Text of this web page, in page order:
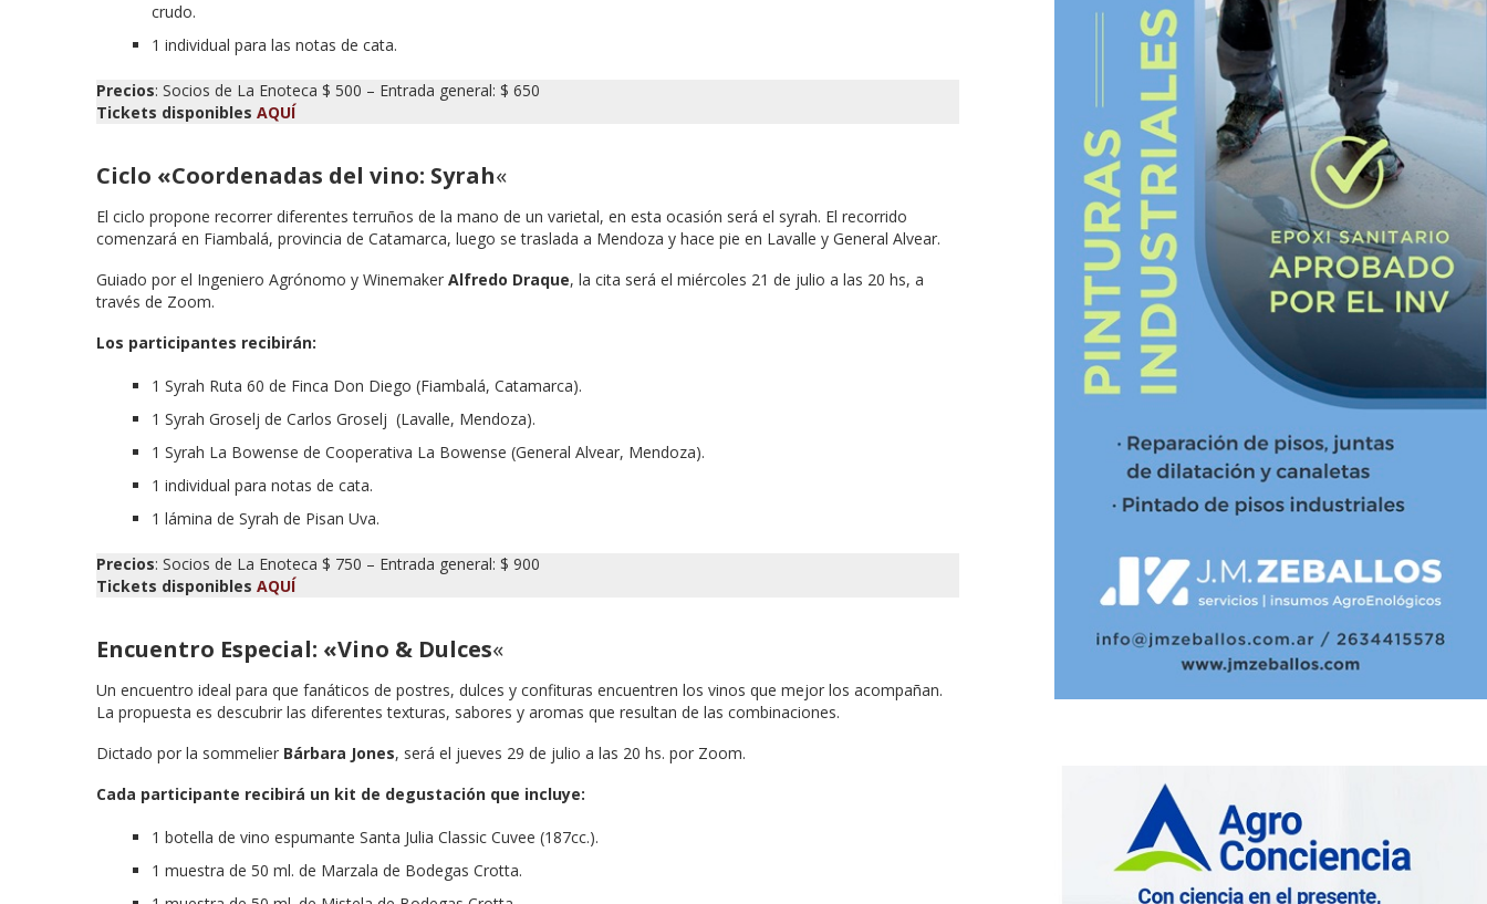
crudo.
1 individual para las notas de cata.
Precios: Socios de La Enoteca $ 500 – Entrada general: $ 650
Tickets disponibles AQUÍ
Ciclo «Coordenadas del vino: Syrah«
El ciclo propone recorrer diferentes terruños de la mano de un varietal, en esta ocasión será el syrah. El recorrido
comenzará en Fiambalá, provincia de Catamarca, luego se traslada a Mendoza y hace pie en Lavalle y General Alvear.
Guiado por el Ingeniero Agrónomo y Winemaker Alfredo Draque, la cita será el miércoles 21 de julio a las 20 hs, a
través de Zoom.
Los participantes recibirán:
1 Syrah Ruta 60 de Finca Don Diego (Fiambalá, Catamarca).
1 Syrah Groselj de Carlos Groselj (Lavalle, Mendoza).
1 Syrah La Bowense de Cooperativa La Bowense (General Alvear, Mendoza).
1 individual para notas de cata.
1 lámina de Syrah de Pisan Uva.
Precios: Socios de La Enoteca $ 750 – Entrada general: $ 900
Tickets disponibles AQUÍ
Encuentro Especial: «Vino & Dulces«
Un encuentro ideal para que fanáticos de postres, dulces y confituras encuentren los vinos que mejor los acompañan.
La propuesta es descubrir las diferentes texturas, sabores y aromas que resultan de las combinaciones.
Dictado por la sommelier Bárbara Jones, será el jueves 29 de julio a las 20 hs. por Zoom.
Cada participante recibirá un kit de degustación que incluye:
1 botella de vino espumante Santa Julia Classic Cuvee (187cc.).
1 muestra de 50 ml. de Marzala de Bodegas Crotta.